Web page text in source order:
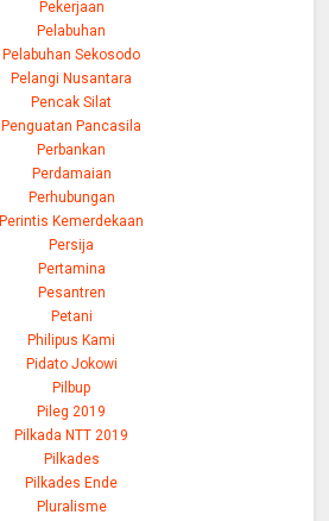
Pekerjaan
Pelabuhan
Pelabuhan Sekosodo
Pelangi Nusantara
Pencak Silat
Penguatan Pancasila
Perbankan
Perdamaian
Perhubungan
Perintis Kemerdekaan
Persija
Pertamina
Pesantren
Petani
Philipus Kami
Pidato Jokowi
Pilbup
Pileg 2019
Pilkada NTT 2019
Pilkades
Pilkades Ende
Pluralisme